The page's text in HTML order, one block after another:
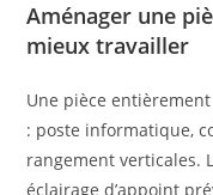
Aménager une
mieux travailler
Une pièce
: poste informatique,
rangement verticales.
éclairage d’appoint